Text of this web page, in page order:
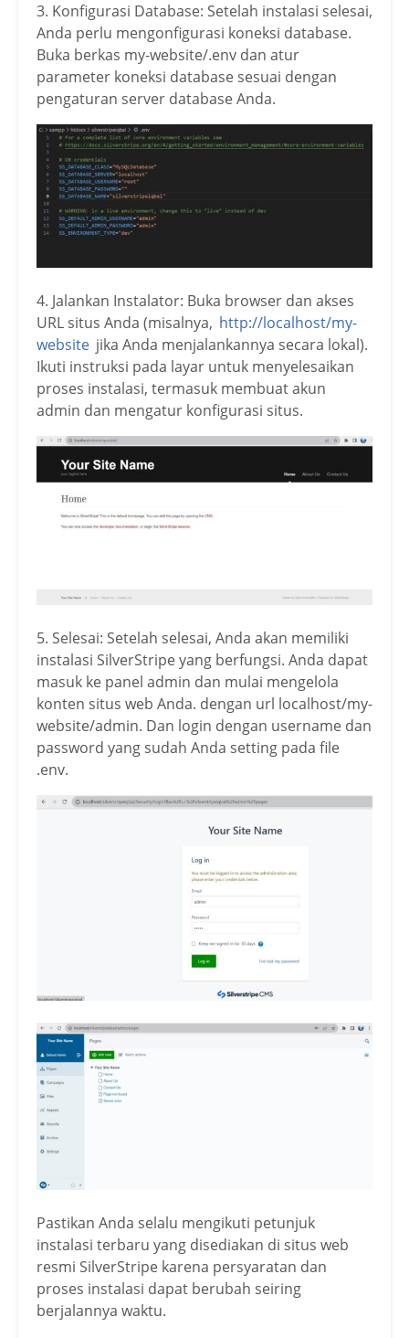
3. Konfigurasi Database: Setelah instalasi selesai,
Anda perlu mengonfigurasi koneksi database.
Buka berkas my-website/.env dan atur
parameter koneksi database sesuai dengan
pengaturan server database Anda.
4. Jalankan Instalator: Buka browser dan akses
URL situs Anda (misalnya, http://localhost/my-
website jika Anda menjalankannya secara lokal).
Ikuti instruksi pada layar untuk menyelesaikan
proses instalasi, termasuk membuat akun
admin dan mengatur konfigurasi situs.
5. Selesai: Setelah selesai, Anda akan memiliki
instalasi SilverStripe yang berfungsi. Anda dapat
masuk ke panel admin dan mulai mengelola
konten situs web Anda. dengan url localhost/my-
website/admin. Dan login dengan username dan
password yang sudah Anda setting pada file
.env.
Pastikan Anda selalu mengikuti petunjuk
instalasi terbaru yang disediakan di situs web
resmi SilverStripe karena persyaratan dan
proses instalasi dapat berubah seiring
berjalannya waktu.